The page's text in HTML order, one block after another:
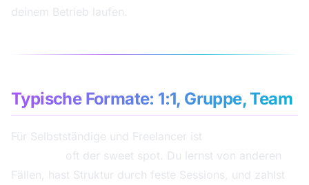
deinem Betrieb laufen.
Typische Formate: 1:1, Gruppe, Team
Für Selbstständige und Freelancer ist
oft der sweet spot. Du lernst von anderen
Fällen, hast Struktur durch feste Sessions, und zahlst